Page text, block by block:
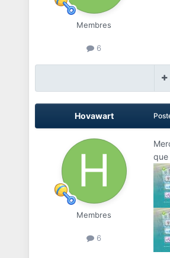
Membres
6
Hovawart
Membres
6
que